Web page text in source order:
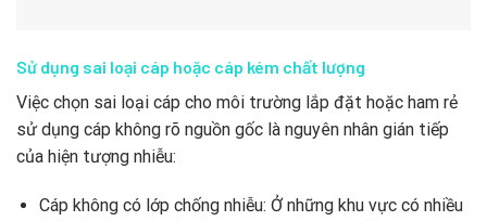
Sử dụng sai loại cáp hoặc cáp kém chất lượng
Việc chọn sai loại cáp cho môi trường lắp đặt hoặc ham rẻ
sử dụng cáp không rõ nguồn gốc là nguyên nhân gián tiếp
của hiện tượng nhiễu:
Cáp không có lớp chống nhiễu: Ở những khu vực có nhiều